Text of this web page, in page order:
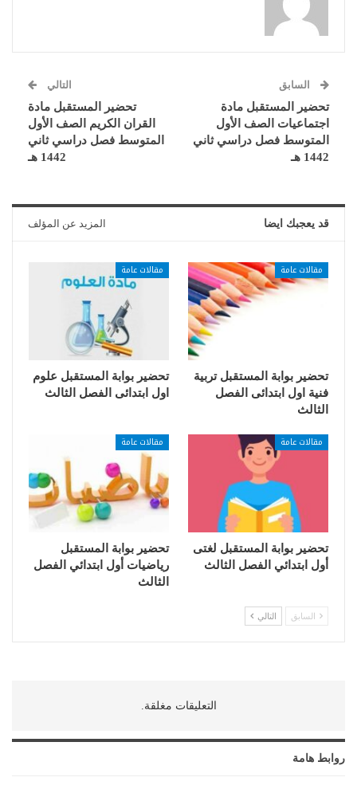
السابق
تحضير المستقبل مادة
اجتماعيات الصف الأول
المتوسط فصل دراسي ثاني
1442 هـ
التالي
تحضير المستقبل مادة
القران الكريم الصف الأول
المتوسط فصل دراسي ثاني
1442 هـ
قد يعجبك ايضا المزيد عن المؤلف
مقالات عامة
تحضير بوابة المستقبل تربية
فنية اول ابتدائى الفصل
الثالث
مقالات عامة
تحضير بوابة المستقبل علوم
اول ابتدائى الفصل الثالث
مقالات عامة
تحضير بوابة المستقبل لغتى
أول ابتدائي الفصل الثالث
مقالات عامة
تحضير بوابة المستقبل
رياضيات أول ابتدائي الفصل
الثالث
السابق التالي
التعليقات مغلقة.
روابط هامة